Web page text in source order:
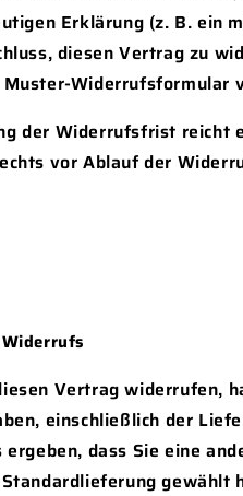
Erklärung (z. B. ein
diesen Vertrag zu
Widerrufsformular
der Widerrufsfrist reicht
vor Ablauf der
Vertrag widerrufen,
einschließlich der
ergeben, dass Sie eine
gewählt